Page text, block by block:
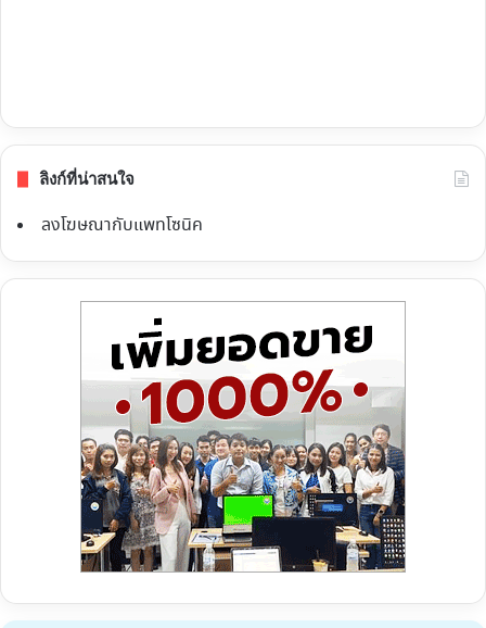
ลิงก์ที่น่าสนใจ
ลงโฆษณากับแพทโซนิค